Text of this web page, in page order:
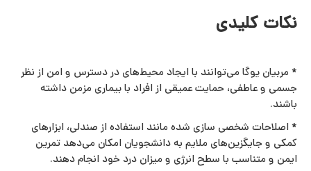
نکات کلیدی
* مربیان یوگا می‌توانند با ایجاد محیط‌های در دسترس و امن از نظر
جسمی و عاطفی، حمایت عمیقی از افراد با بیماری مزمن داشته
باشند.
* اصلاحات شخصی‌ سازی‌ شده مانند استفاده از صندلی، ابزارهای
کمکی و جایگزین‌های ملایم به دانشجویان امکان می‌دهد تمرین
ایمن و متناسب با سطح انرژی و میزان درد خود انجام دهند.